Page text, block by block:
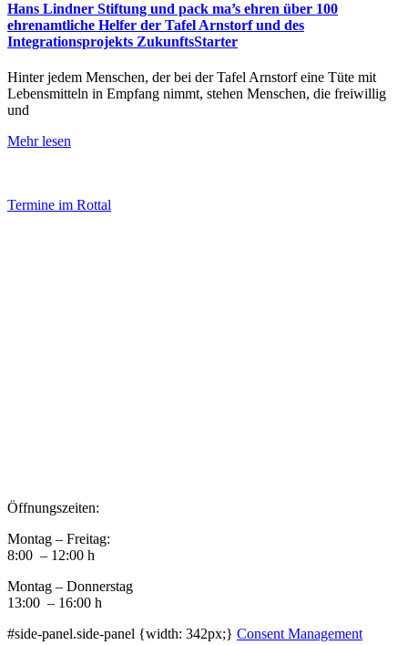
Hans Lindner Stiftung und pack ma’s ehren über 100
ehrenamtliche Helfer der Tafel Arnstorf und des
Integrationsprojekts ZukunftsStarter
Hinter jedem Menschen, der bei der Tafel Arnstorf eine Tüte mit
Lebensmitteln in Empfang nimmt, stehen Menschen, die freiwillig
und
Mehr lesen
Termine im Rottal
Öffnungszeiten:
Montag – Freitag:
8:00 – 12:00 h
Montag – Donnerstag
13:00 – 16:00 h
#side-panel.side-panel {width: 342px;} Consent Management